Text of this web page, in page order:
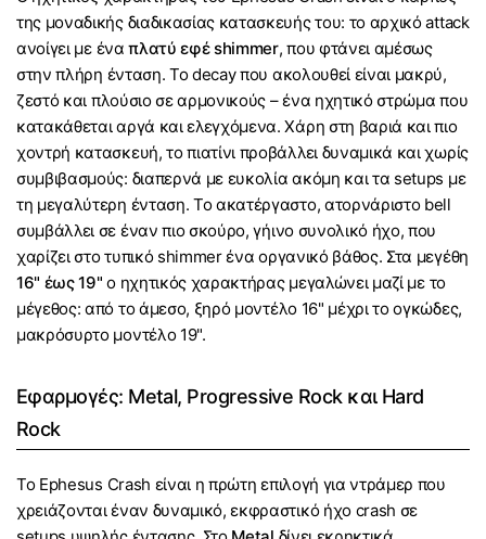
της μοναδικής διαδικασίας κατασκευής του: το αρχικό attack
ανοίγει με έναπλατύ εφέ shimmer, που φτάνει αμέσως
στην πλήρη ένταση. Το decay που ακολουθεί είναι μακρύ,
ζεστό και πλούσιο σε αρμονικούς – ένα ηχητικό στρώμα που
κατακάθεται αργά και ελεγχόμενα. Χάρη στη βαριά και πιο
χοντρή κατασκευή, το πιατίνι προβάλλει δυναμικά και χωρίς
συμβιβασμούς: διαπερνά με ευκολία ακόμη και τα setups με
τη μεγαλύτερη ένταση. Το ακατέργαστο, ατορνάριστο bell
συμβάλλει σε έναν πιο σκούρο, γήινο συνολικό ήχο, που
χαρίζει στο τυπικό shimmer ένα οργανικό βάθος. Στα μεγέθη
16" έως 19" ο ηχητικός χαρακτήρας μεγαλώνει μαζί με το
μέγεθος: από το άμεσο, ξηρό μοντέλο 16" μέχρι το ογκώδες,
μακρόσυρτο μοντέλο 19".
Εφαρμογές: Metal, Progressive Rock και Hard
Rock
Το Ephesus Crash είναι η πρώτη επιλογή για ντράμερ που
χρειάζονται έναν δυναμικό, εκφραστικό ήχο crash σε